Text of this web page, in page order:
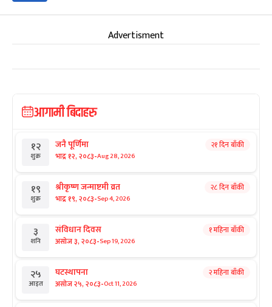
Advertisment
आगामी बिदाहरु
१२
शुक्र
जनै पूर्णिमा
भाद्र १२, २०८३-Aug 28, 2026
२१ दिन बाँकी
१९
शुक्र
श्रीकृष्ण जन्माष्टमी व्रत
भाद्र १९, २०८३-Sep 4, 2026
२८ दिन बाँकी
३
शनि
संविधान दिवस
असोज ३, २०८३-Sep 19, 2026
१ महिना बाँकी
२५
आइत
घटस्थापना
असोज २५, २०८३-Oct 11, 2026
२ महिना बाँकी